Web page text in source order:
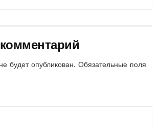
будет опубликован. Обязательные поля